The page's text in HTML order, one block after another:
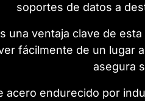
soportes de datos a
una ventaja clave de
fácilmente de un lugar
asegura
acero endurecido por